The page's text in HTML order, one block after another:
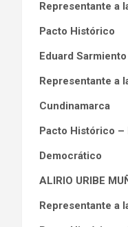
Representante a
Pacto Histórico
Eduard
Representante a
Cundinamarca
Pacto Histórico –
Democrático
ALIRIO URIBE
Representante a